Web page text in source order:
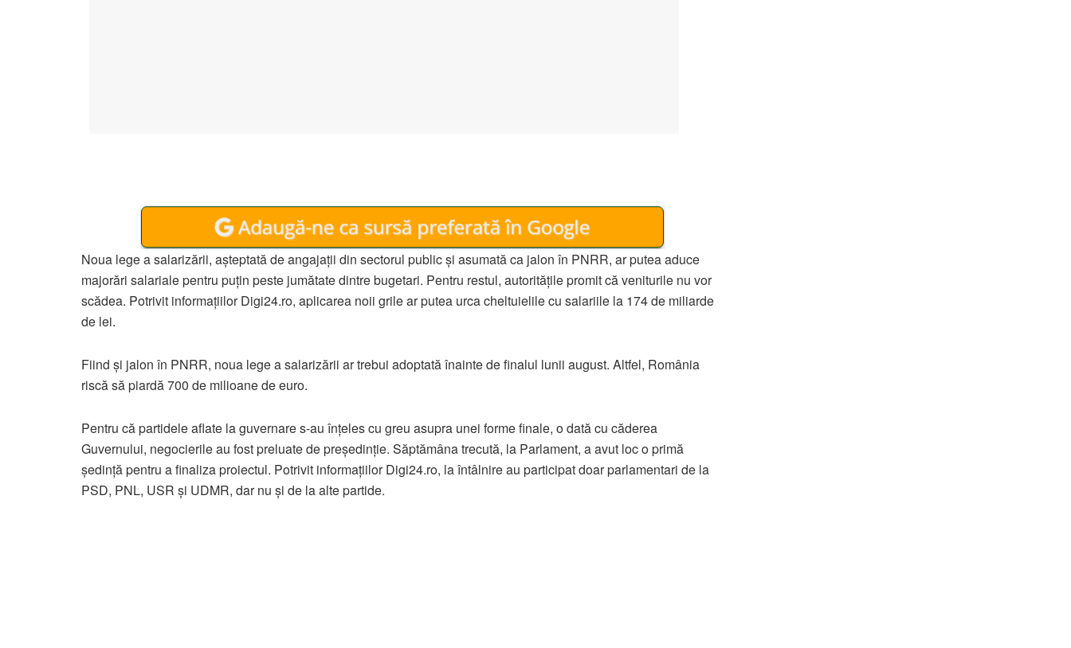
Noua lege a salarizării, așteptată de angajații din sectorul public și asumată ca jalon în PNRR, ar putea aduce
majorări salariale pentru puțin peste jumătate dintre bugetari. Pentru restul, autoritățile promit că veniturile nu vor
scădea. Potrivit informațiilor Digi24.ro, aplicarea noii grile ar putea urca cheltuielile cu salariile la 174 de miliarde
de lei.
Fiind și jalon în PNRR, noua lege a salarizării ar trebui adoptată înainte de finalul lunii august. Altfel, România
riscă să piardă 700 de milioane de euro.
Pentru că partidele aflate la guvernare s-au înțeles cu greu asupra unei forme finale, o dată cu căderea
Guvernului, negocierile au fost preluate de președinție. Săptămâna trecută, la Parlament, a avut loc o primă
ședință pentru a finaliza proiectul. Potrivit informațiilor Digi24.ro, la întâlnire au participat doar parlamentari de la
PSD, PNL, USR și UDMR, dar nu și de la alte partide.